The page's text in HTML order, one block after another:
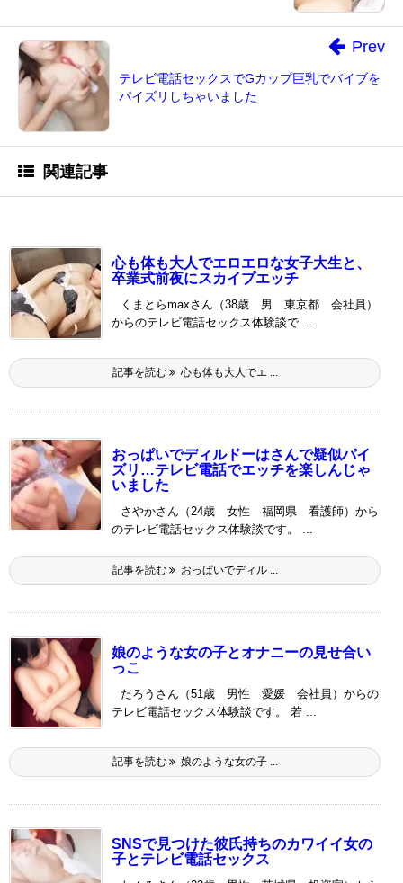
テレビ電話セックスでGカップ巨乳でバイブを
パイズリしちゃいました
Prev
関連記事
心も体も大人でエロエロな女子大生と、
卒業式前夜にスカイプエッチ
くまとらmaxさん（38歳 男 東京都 会社員）
からのテレビ電話セックス体験談で ...
記事を読む 心も体も大人でエ ...
おっぱいでディルドーはさんで疑似パイ
ズリ…テレビ電話でエッチを楽しんじゃ
いました
さやかさん（24歳 女性 福岡県 看護師）から
のテレビ電話セックス体験談です。 ...
記事を読む おっぱいでディル ...
娘のような女の子とオナニーの見せ合い
っこ
たろうさん（51歳 男性 愛媛 会社員）からの
テレビ電話セックス体験談です。 若 ...
記事を読む 娘のような女の子 ...
SNSで見つけた彼氏持ちのカワイイ女の
子とテレビ電話セックス